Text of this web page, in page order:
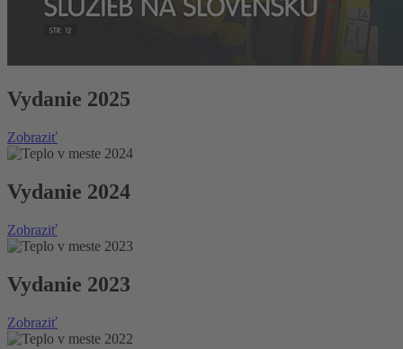
Vydanie 2025
Zobraziť
Vydanie 2024
Zobraziť
Vydanie 2023
Zobraziť